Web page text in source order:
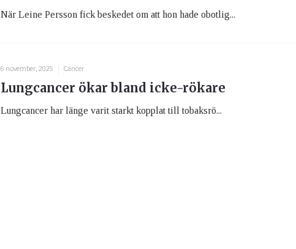
När Leine Persson fick beskedet om att hon hade obotlig...
6 november, 2025 Cancer
Lungcancer ökar bland icke-rökare
Lungcancer har länge varit starkt kopplat till tobaksrö...